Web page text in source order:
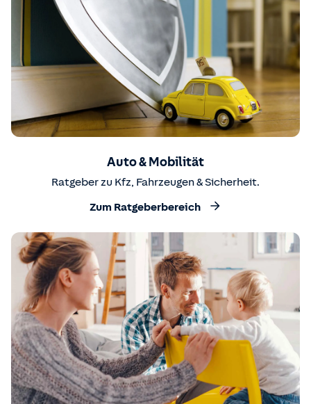
Auto & Mobilität
Ratgeber zu Kfz, Fahrzeugen & Sicherheit.
Zum Ratgeberbereich